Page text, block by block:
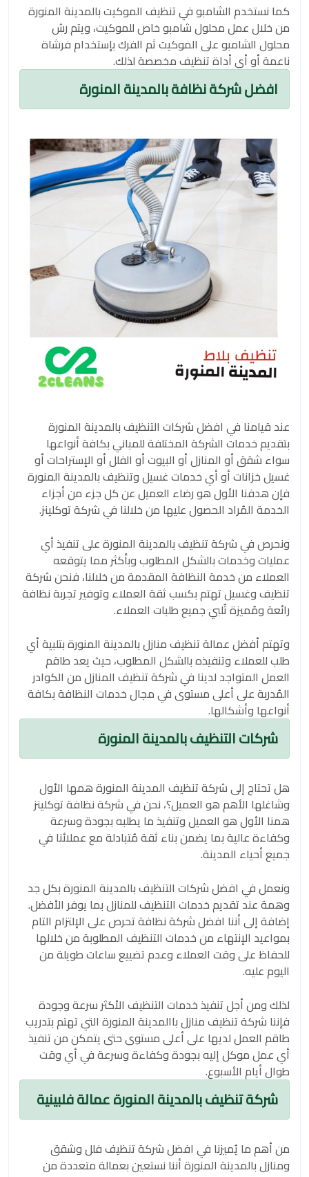
كما نستخدم الشامبو في تنظيف الموكيت بالمدينة المنورة
من خلال عمل محلول شامبو خاص للموكيت، ويتم رش
محلول الشامبو على الموكيت ثم الفرك بإستخدام فرشاة
ناعمة أو أي أداة تنظيف مخصصة لذلك.
افضل شركة نظافة بالمدينة المنورة
عند قيامنا في افضل شركات التنظيف بالمدينة المنورة
بتقديم خدمات الشركة المختلفة للمباني بكافة أنواعها
سواء شقق أو المنازل أو البيوت أو الفلل أو الإستراحات أو
غسيل خزانات أو أي خدمات غسيل وتنظيف بالمدينة المنورة
فإن هدفنا الأول هو رضاء العميل عن كل جزء من أجزاء
الخدمة المُراد الحصول عليها من خلالنا في شركة توكلينز.
ونحرص في شركة تنظيف بالمدينة المنورة على تنفيذ أي
عمليات وخدمات بالشكل المطلوب وبأكثر مما يتوقعه
العملاء من خدمة النظافة المقدمة من خلالنا، فنحن شركة
تنظيف وغسيل تهتم بكسب ثقة العملاء وتوفير تجربة نظافة
رائعة ومُميزة تُلبي جميع طلبات العملاء.
وتهتم أفضل عمالة تنظيف منازل بالمدينة المنورة بتلبية أي
طلب للعملاء وتنفيذه بالشكل المطلوب، حيث يعد طاقم
العمل المتواجد لدينا في شركة تنظيف المنازل من الكوادر
المُدربة على أعلى مستوى في مجال خدمات النظافة بكافة
أنواعها وأشكالها.
شركات التنظيف بالمدينة المنورة
هل تحتاج إلى شركة تنظيف المدينة المنورة همها الأول
وشاغلها الأهم هو العميل؟، نحن في شركة نظافة توكلينز
همنا الأول هو العميل وتنفيذ ما يطلبه بجودة وسرعة
وكفاءة عالية بما يضمن بناء ثقة مُتبادلة مع عملائنا في
جميع أحياء المدينة.
ونعمل في افضل شركات التنظيف بالمدينة المنورة بكل جد
وهمة عند تقديم خدمات التنظيف للمنازل بما يوفر الأفضل.
إضافة إلى أننا افضل شركة نظافة تحرص على الإلتزام التام
بمواعيد الإنتهاء من خدمات التنظيف المطلوبة من خلالها
للحفاظ على وقت العملاء وعدم تضييع ساعات طويلة من
اليوم عليه.
لذلك ومن أجل تنفيذ خدمات التنظيف الأكثر سرعة وجودة
فإننا شركة تنظيف منازل باالمدينة المنورة التي تهتم بتدريب
طاقم العمل لديها على أعلى مستوى حتى يتمكن من تنفيذ
أي عمل موكل إليه بجودة وكفاءة وسرعة في أي وقت
طوال أيام الأسبوع.
شركة تنظيف بالمدينة المنورة عمالة فلبينية
من أهم ما يُميزنا في افضل شركة تنظيف فلل وشقق
ومنازل بالمدينة المنورة أننا نستعين بعمالة متعددة من